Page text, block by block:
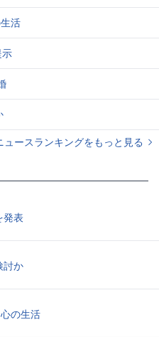
活
ュースランキングをもっと見る
発表
討か
の生活